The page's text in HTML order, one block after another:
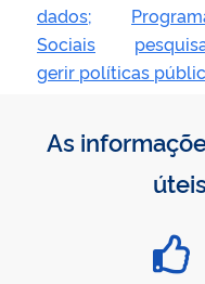
dados;
Sociais
gerir políticas
As